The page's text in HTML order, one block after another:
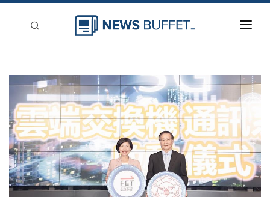
新聞稿分類
登入
刊登